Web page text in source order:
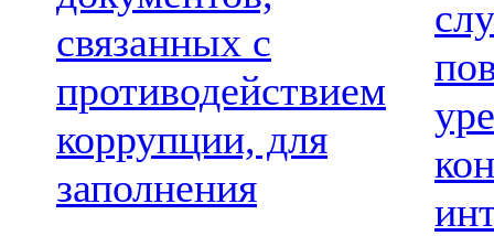
связанных с
противодействием
коррупции, для
заполнения